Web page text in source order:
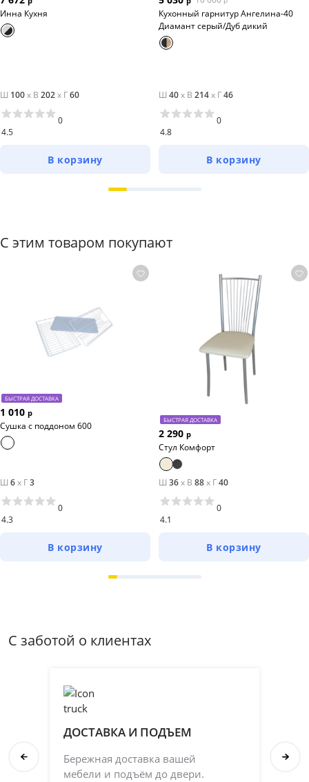
Инна Кухня
Ш 100x В 202x Г60
4.5
0
В корзину
Кухонный гарнитур Ангелина-40
Диамант серый/Дуб дикий
Ш 40x В 214x Г46
4.8
0
В корзину
С этим товаром покупают
БЫСТРАЯ ДОСТАВКА
1 010 р
Сушка с поддоном 600
Ш 6x Г3
4.3
0
В корзину
БЫСТРАЯ ДОСТАВКА
2 290 р
Стул Комфорт
Ш 36x В 88x Г40
4.1
0
В корзину
С заботой о клиентах
ДОСТАВКА И ПОДЪЕМ
Бережная доставка вашей
мебели и подъём до двери.